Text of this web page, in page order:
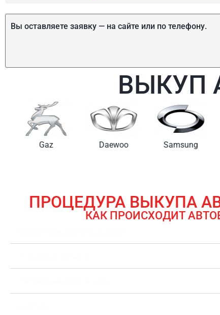
Вы оставляете заявку — на сайте или по телефону.
ВЫКУП
Gaz Daewoo Samsung
ПРОЦЕДУРА ВЫКУПА
КАК ПРОИСХОДИТ